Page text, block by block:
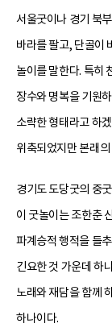
서울굿이나 경기 북
바라를 팔고, 단골이
놀이를 말한다. 특히
장수와 명복을 기원
소략한 형태라고 하
위축되었지만 본래
경기도 도당굿의 중
이 굿놀이는 조한춘
파계승적 행적을 들
긴요한 것 가운데 하
노래와 재담을 함께
하나이다.